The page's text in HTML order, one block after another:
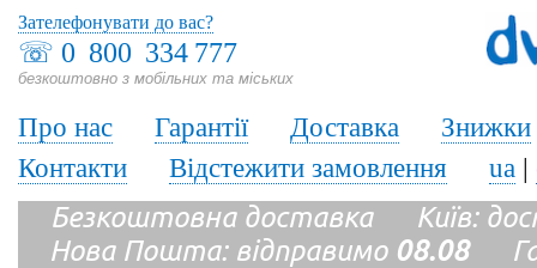
☏ 0 800 334 777
безкоштовно з мобільних та міських
Зателефонувати до вас?
Про нас Гарантії Доставка
Знижки
Контакти
Відстежити замовлення ua |
Безкоштовна доставка Київ:
Нова Пошта: відправимо 08.08